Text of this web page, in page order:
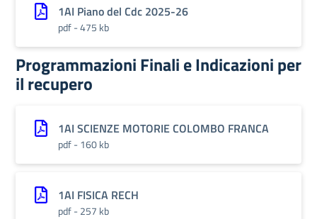
1AI Piano del Cdc 2025-26
pdf - 475 kb
Programmazioni Finali e Indicazioni per
il recupero
1AI SCIENZE MOTORIE COLOMBO FRANCA
pdf - 160 kb
1AI FISICA RECH
pdf - 257 kb